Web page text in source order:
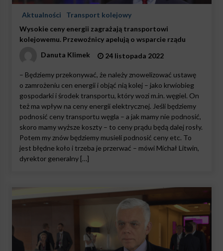
Aktualności
Transport kolejowy
Wysokie ceny energii zagrażają transportowi
kolejowemu. Przewoźnicy apelują o wsparcie rządu
Danuta Klimek
24 listopada 2022
– Będziemy przekonywać, że należy znowelizować ustawę
o zamrożeniu cen energii i objąć nią kolej – jako krwiobieg
gospodarki i środek transportu, który wozi m.in. węgiel. On
też ma wpływ na ceny energii elektrycznej. Jeśli będziemy
podnosić ceny transportu węgla – a jak mamy nie podnosić,
skoro mamy wyższe koszty – to ceny prądu będą dalej rosły.
Potem my znów będziemy musieli podnosić ceny etc. To
jest błędne koło i trzeba je przerwać – mówi Michał Litwin,
dyrektor generalny […]